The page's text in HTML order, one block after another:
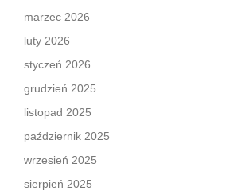
marzec 2026
luty 2026
styczeń 2026
grudzień 2025
listopad 2025
październik 2025
wrzesień 2025
sierpień 2025